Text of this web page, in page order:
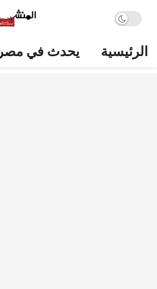
الرئيسية يحدث في مصر